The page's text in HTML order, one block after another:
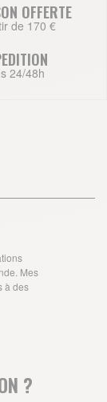
OFFERTE
de 170 €
24/48h
Mes
à des
?